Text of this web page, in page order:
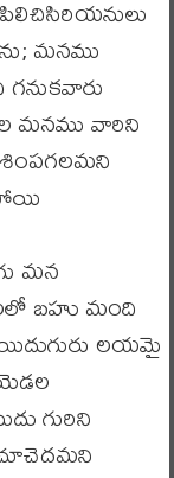
మనము
మనము వారిని
మన
బహు మంది
లయమై
గురిని